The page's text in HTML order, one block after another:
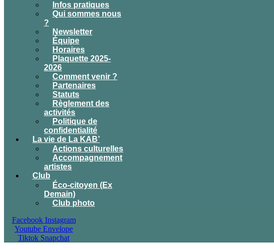
Infos pratiques
Qui sommes nous
?
Newsletter
Équipe
Horaires
Plaquette 2025-
2026
Comment venir ?
Partenaires
Statuts
Règlement des
activités
Politique de
confidentialité
La vie de La KAB’
Actions culturelles
Accompagnement
artistes
Club
Éco-citoyen (Ex
Demain)
Club photo
Facebook Instagram
Youtube Envelope
Tiktok Snapchat